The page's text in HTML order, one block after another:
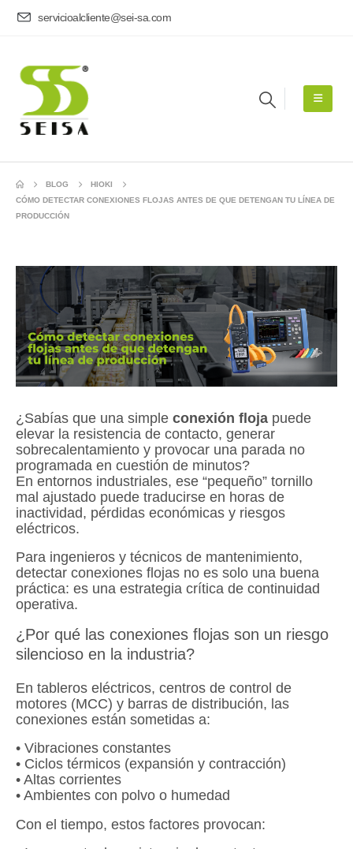
servicioalcliente@sei-sa.com
BLOG
HIOKI
CÓMO DETECTAR CONEXIONES FLOJAS ANTES DE QUE DETENGAN TU LÍNEA DE
PRODUCCIÓN
¿Sabías que una simple conexión floja puede
elevar la resistencia de contacto, generar
sobrecalentamiento y provocar una parada no
programada en cuestión de minutos?
En entornos industriales, ese “pequeño” tornillo
mal ajustado puede traducirse en horas de
inactividad, pérdidas económicas y riesgos
eléctricos.
Para ingenieros y técnicos de mantenimiento,
detectar conexiones flojas no es solo una buena
práctica: es una estrategia crítica de continuidad
operativa.
¿Por qué las conexiones flojas son un riesgo
silencioso en la industria?
En tableros eléctricos, centros de control de
motores (MCC) y barras de distribución, las
conexiones están sometidas a:
• Vibraciones constantes
• Ciclos térmicos (expansión y contracción)
• Altas corrientes
• Ambientes con polvo o humedad
Con el tiempo, estos factores provocan: